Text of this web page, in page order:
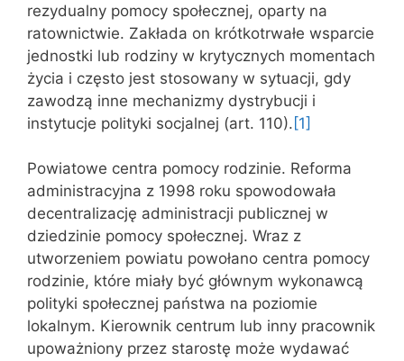
rezydualny pomocy społecznej, oparty na
ratownictwie. Zakłada on krótkotrwałe wsparcie
jednostki lub rodziny w krytycznych momentach
życia i często jest stosowany w sytuacji, gdy
zawodzą inne mechanizmy dystrybucji i
instytucje polityki socjalnej (art. 110). [1]
Powiatowe centra pomocy rodzinie. Reforma
administracyjna z 1998 roku spowodowała
decentralizację administracji publicznej w
dziedzinie pomocy społecznej. Wraz z
utworzeniem powiatu powołano centra pomocy
rodzinie, które miały być głównym wykonawcą
polityki społecznej państwa na poziomie
lokalnym. Kierownik centrum lub inny pracownik
upoważniony przez starostę może wydawać